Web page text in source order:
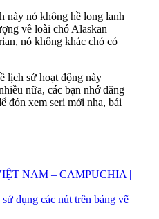
này nó không hề long lanh
về loài chó Alaskan
nó không khác chó cỏ
lịch sử hoạt động này
nữa, các bạn nhớ đăng
đón xem seri mới nha, bái
NAM – CAMPUCHIA |
dụng các nút trên bảng vẽ